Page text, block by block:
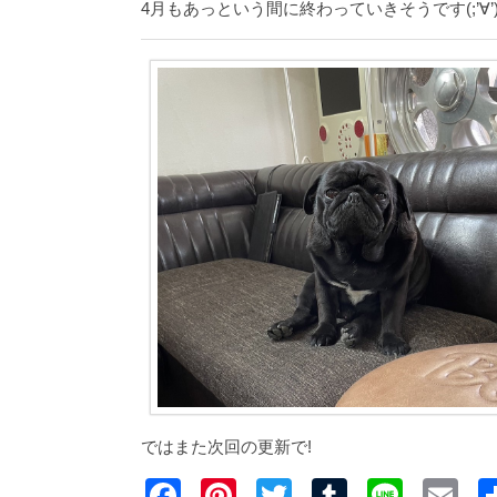
4月もあっという間に終わっていきそうです
ではまた次回の更新で!